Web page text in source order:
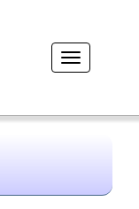
Desplegar
navegación